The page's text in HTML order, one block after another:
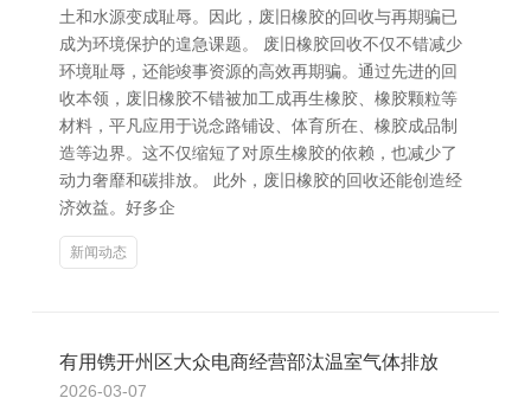
土和水源变成耻辱。因此，废旧橡胶的回收与再期骗已
成为环境保护的遑急课题。 废旧橡胶回收不仅不错减少
环境耻辱，还能竣事资源的高效再期骗。通过先进的回
收本领，废旧橡胶不错被加工成再生橡胶、橡胶颗粒等
材料，平凡应用于说念路铺设、体育所在、橡胶成品制
造等边界。这不仅缩短了对原生橡胶的依赖，也减少了
动力奢靡和碳排放。 此外，废旧橡胶的回收还能创造经
济效益。好多企
新闻动态
有用镌开州区大众电商经营部汰温室气体排放
2026-03-07